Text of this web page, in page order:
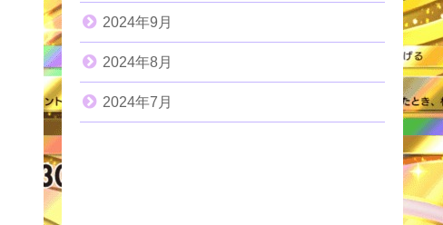
2024年9月
2024年8月
2024年7月